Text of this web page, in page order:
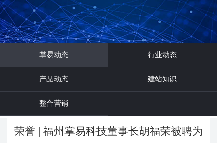
掌易动态 行业动态
产品动态 建站知识
整合营销
荣誉 | 福州掌易科技董事长胡福荣被聘为